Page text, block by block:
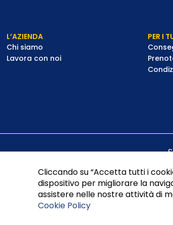
L’AZIENDA
Chi siamo
Lavora con noi
PER I
Cliccando su “Accetta tutti i
dispositivo per migliorare la
assistere nelle nostre attività di
Cookie Policy